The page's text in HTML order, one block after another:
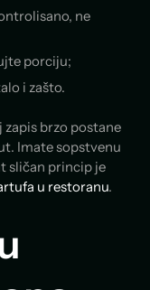
ne
porciju;
i zašto.
zapis brzo postane
Imate sopstvenu
sličan princip je
u restoranu.